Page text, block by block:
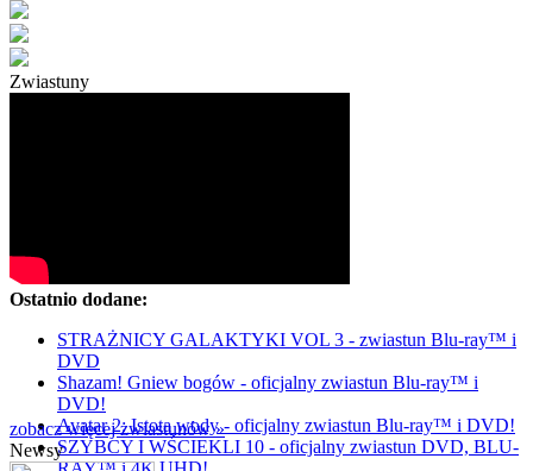
Zwiastuny
Ostatnio dodane:
STRAŻNICY GALAKTYKI VOL 3 - zwiastun Blu-ray™ i
DVD
Shazam! Gniew bogów - oficjalny zwiastun Blu-ray™ i
DVD!
Avatar 2: Istota wody - oficjalny zwiastun Blu-ray™ i DVD!
SZYBCY I WŚCIEKLI 10 - oficjalny zwiastun DVD, BLU-
zobacz więcej zwiastunów »
Newsy